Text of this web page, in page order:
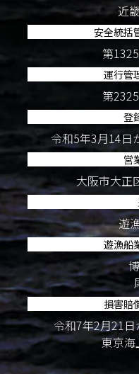
近
安全統括
第
運行管
第
登
令和5年3月14日
営
大阪市大正
遊
遊漁船
損害賠
令和7年2月21
東京海